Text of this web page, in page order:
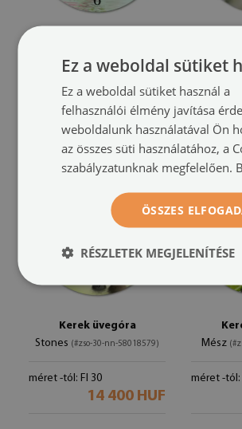
pillangók(#zso-30-nn-58253803)
méret -tól: FI 30
14 400 HUF
virágok
méret -tól:
Kerek üvegóra
Stones (#zso-30-nn-58018579)
méret -tól: FI 30
14 400 HUF
Mész
méret -tól:
Ez a weboldal sütiket
Ez a weboldal sütiket használ a
felhasználói élmény javítása
weboldalunk használatával Ön
az összes süti használatához, a
szabályzatunknak megfelelően.
ÖSSZES
RÉSZLETEK MEGJELENÍTÉSE